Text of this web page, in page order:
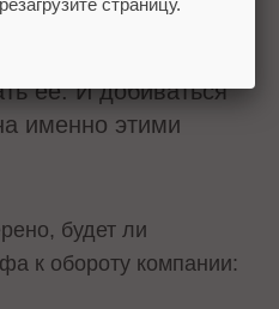
компанией
ее. И добиваться
именно этими
будет ли
к обороту компании:
страницу.